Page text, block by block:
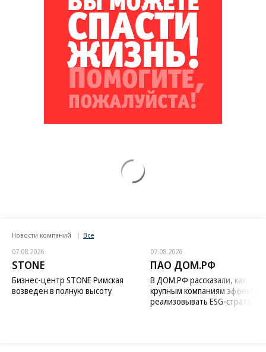
Новости компаний Все
07.08.2026
STONE
Бизнес-центр STONE Римская
возведен в полную высоту
07.08.2026
ПАО ДОМ.РФ
В ДОМ.РФ рассказали, как
крупным компаниям
реализовывать ESG-стратегию